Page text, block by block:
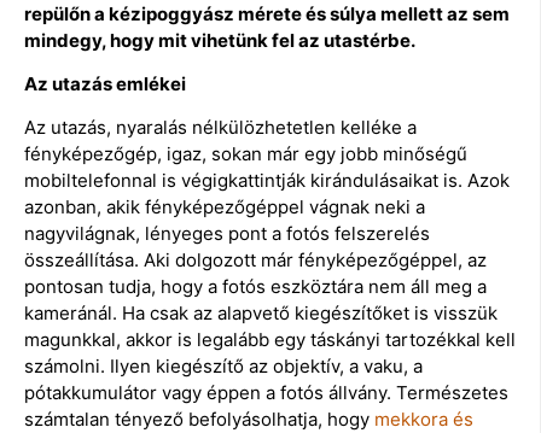
repülőn a kézipoggyász mérete és súlya mellett az sem
mindegy, hogy mit vihetünk fel az utastérbe.
Az utazás emlékei
Az utazás, nyaralás nélkülözhetetlen kelléke a
fényképezőgép, igaz, sokan már egy jobb minőségű
mobiltelefonnal is végigkattintják kirándulásaikat is. Azok
azonban, akik fényképezőgéppel vágnak neki a
nagyvilágnak, lényeges pont a fotós felszerelés
összeállítása. Aki dolgozott már fényképezőgéppel, az
pontosan tudja, hogy a fotós eszköztára nem áll meg a
kameránál. Ha csak az alapvető kiegészítőket is visszük
magunkkal, akkor is legalább egy táskányi tartozékkal kell
számolni. Ilyen kiegészítő az objektív, a vaku, a
pótakkumulátor vagy éppen a fotós állvány. Természetes
számtalan tényező befolyásolhatja, hogy mekkora és